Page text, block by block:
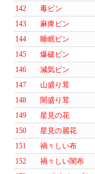
142
毒ビン
143
麻痺ビン
144
睡眠ビン
145
爆破ビン
146
減気ビン
147
山盛り茸
148
闇盛り茸
149
星見の花
150
星見の麗花
151
禍々しい布
152
禍々しい闇布